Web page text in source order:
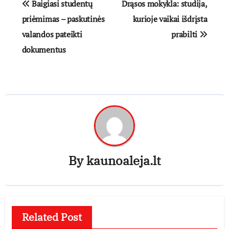
tarp
įrašų
Baigiasi studentų
priėmimas – paskutinės
valandos pateikti
dokumentus
Drąsos mokykla: studija,
kurioje vaikai išdrįsta
prabilti
Bykaunoaleja.lt
Related Post